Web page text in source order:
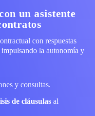
un asistente
con respuestas
impulsando la autonomía y
y consultas.
de cláusulas al